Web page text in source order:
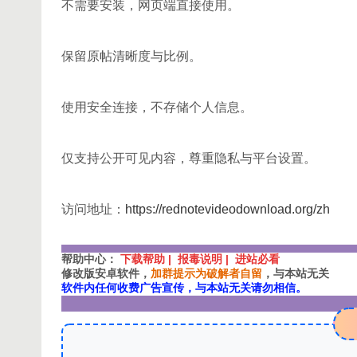
不需要安装，网页端直接使用。
保留原帖清晰度与比例。
使用安全连接，不存储个人信息。
仅支持公开可见内容，尊重隐私与平台设置。
访问地址： https://rednotevideodownload.org/zh
帮助中心： 下载帮助 | 报毒说明 | 进站必看
修改版安卓软件， 加群提示为破解者自留 ，与本站无关
软件内任何收费广告宣传，与本站无关请勿相信。